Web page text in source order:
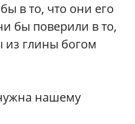
в то, что они его
бы поверили в то,
из глины богом
нашему